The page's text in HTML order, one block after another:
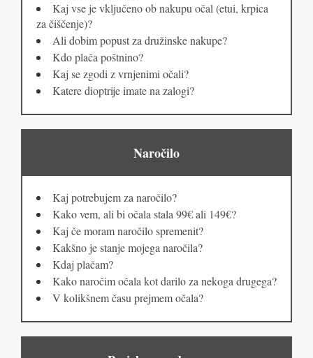
Kaj vse je vključeno ob nakupu očal (etui, krpica
za čiščenje)?
Ali dobim popust za družinske nakupe?
Kdo plača poštnino?
Kaj se zgodi z vrnjenimi očali?
Katere dioptrije imate na zalogi?
Naročilo
Kaj potrebujem za naročilo?
Kako vem, ali bi očala stala 99€ ali 149€?
Kaj če moram naročilo spremenit?
Kakšno je stanje mojega naročila?
Kdaj plačam?
Kako naročim očala kot darilo za nekoga drugega?
V kolikšnem času prejmem očala?